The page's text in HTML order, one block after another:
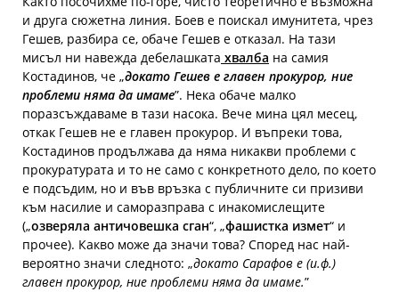
и друга сюжетна линия. Боев е поискал имунитета, чрез
Гешев, разбира се, обаче Гешев е отказал. На тази
мисъл ни навежда дебелашката хвалба на самия
Костадинов, че „докато Гешев е главен прокурор, ние
проблеми няма да имаме”. Нека обаче малко
поразсъждаваме в тази насока. Вече мина цял месец,
откак Гешев не е главен прокурор. И въпреки това,
Костадинов продължава да няма никакви проблеми с
прокуратурата и то не само с конкретното дело, по което
е подсъдим, но и във връзка с публичните си призиви
към насилие и саморазправа с инакомислещите
(„озверяла античовешка сган“, „фашистка измет“ и
прочее). Какво може да значи това? Според нас най-
вероятно значи следното: „докато Сарафов е (и.ф.)
главен прокурор, ние проблеми няма да имаме.”